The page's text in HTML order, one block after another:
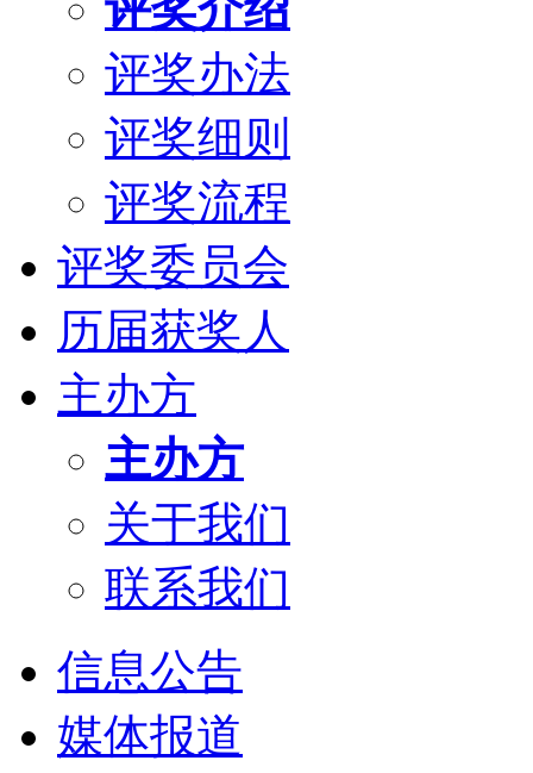
评奖办法
评奖细则
评奖流程
评奖委员会
历届获奖人
主办方
主办方
关于我们
联系我们
信息公告
媒体报道